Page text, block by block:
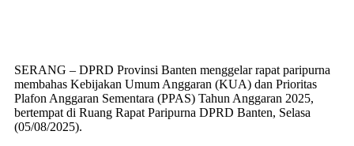
SERANG – DPRD Provinsi Banten menggelar rapat paripurna
membahas Kebijakan Umum Anggaran (KUA) dan Prioritas
Plafon Anggaran Sementara (PPAS) Tahun Anggaran 2025,
bertempat di Ruang Rapat Paripurna DPRD Banten, Selasa
(05/08/2025).